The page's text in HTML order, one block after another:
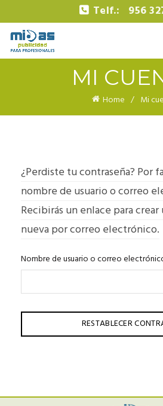
Telf.: 956
MI
Home Mi
¿Perdiste tu contraseña? Por
nombre de usuario o correo
Recibirás un enlace para
nueva por correo electrónico.
Nombre de usuario o correo
RESTABLECER